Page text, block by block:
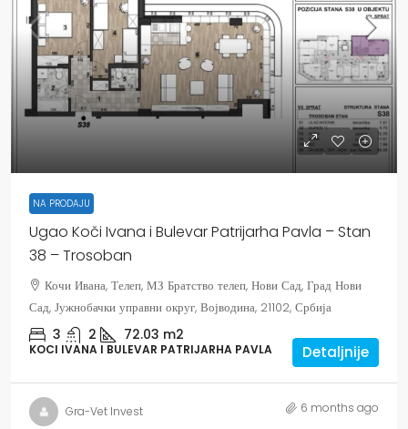
NA PRODAJU
Ugao Koči Ivana i Bulevar Patrijarha Pavla – Stan
38 – Trosoban
Кочи Ивана, Телеп, МЗ Братство телеп, Нови Сад, Град Нови
Сад, Јужнобачки управни округ, Војводина, 21102, Србија
3 2 72.03 m2
KOCI IVANA I BULEVAR PATRIJARHA PAVLA Detaljnije
Gra-Vet Invest 6 months ago